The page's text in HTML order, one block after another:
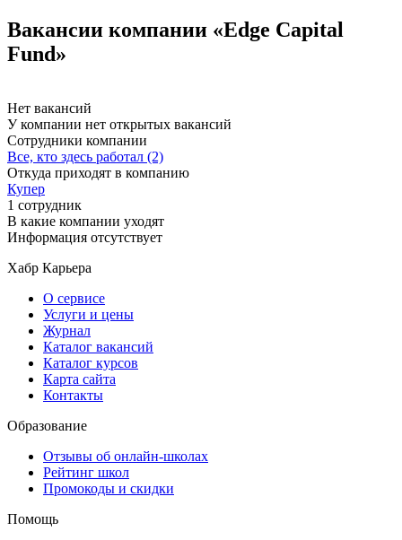
Вакансии компании «Edge Capital
Fund»
Нет вакансий
У компании нет открытых вакансий
Сотрудники компании
Все, кто здесь работал (2)
Откуда приходят в компанию
Купер
1 сотрудник
В какие компании уходят
Информация отсутствует
Хабр Карьера
О сервисе
Услуги и цены
Журнал
Каталог вакансий
Каталог курсов
Карта сайта
Контакты
Образование
Отзывы об онлайн-школах
Рейтинг школ
Промокоды и скидки
Помощь